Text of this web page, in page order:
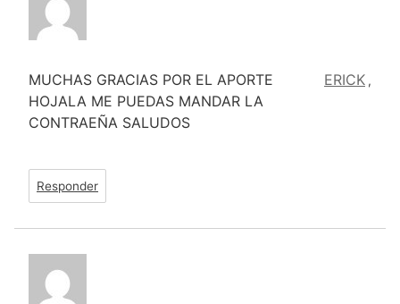
ERICK ,
MUCHAS GRACIAS POR EL APORTE
HOJALA ME PUEDAS MANDAR LA
CONTRAEÑA SALUDOS
Responder